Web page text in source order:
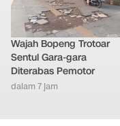
Wajah Bopeng Trotoar
Sentul Gara-gara
Diterabas Pemotor
dalam 7 jam